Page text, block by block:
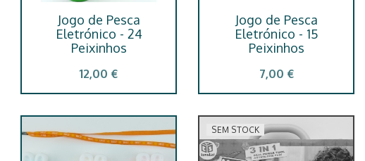
Jogo de Pesca
Eletrónico - 24
Peixinhos
12,00 €
Jogo de Pesca
Eletrónico - 15
Peixinhos
7,00 €
SEM STOCK